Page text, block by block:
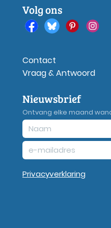
Volg ons
Contact
Vraag & Antwoord
Nieuwsbrief
Ontvang elke maand
Privacyverklaring